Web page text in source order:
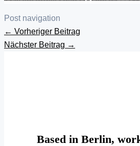
Post navigation
← Vorheriger Beitrag
Nächster Beitrag →
Based in Berlin,